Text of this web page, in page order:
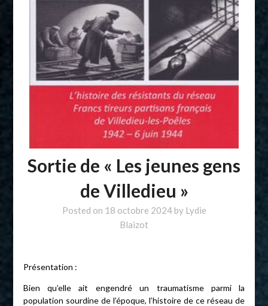
Sortie de « Les jeunes gens
de Villedieu »
Posted on 18 octobre 2024by Lydie
Blaizot
Présentation :
Bien qu’elle ait engendré un traumatisme parmi la
population sourdine de l’époque, l’histoire de ce réseau de